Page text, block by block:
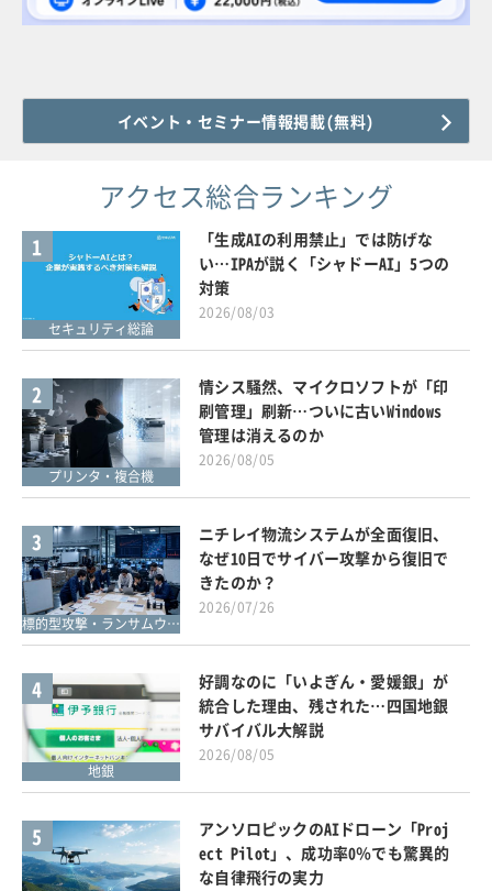
イベント・セミナー情報掲載(無料)
アクセス総合ランキング
1
セキュリティ総論
「生成AIの利用禁止」では防げな
い…IPAが説く「シャドーAI」5つの
対策
2026/08/03
2
プリンタ・複合機
情シス騒然、マイクロソフトが「印
刷管理」刷新…ついに古いWindows
管理は消えるのか
2026/08/05
3
標的型攻撃・ランサムウェア対策
ニチレイ物流システムが全面復旧、
なぜ10日でサイバー攻撃から復旧で
きたのか？
2026/07/26
4
地銀
好調なのに「いよぎん・愛媛銀」が
統合した理由、残された…四国地銀
サバイバル大解説
2026/08/05
5
アンソロピックのAIドローン「Proj
ect Pilot」、成功率0％でも驚異的
な自律飛行の実力